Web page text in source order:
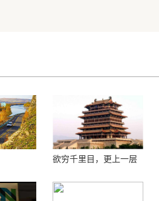
欲穷千里目，更上一层